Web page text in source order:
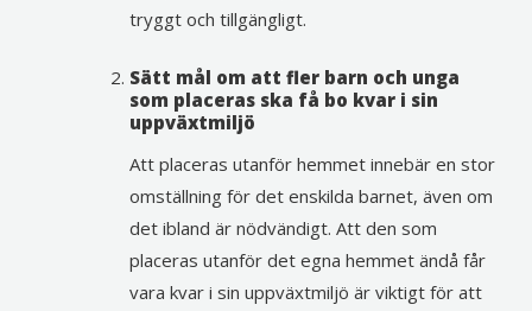
tryggt och tillgängligt.
Sätt mål om att fler barn och unga
som placeras ska få bo kvar i sin
uppväxtmiljö
Att placeras utanför hemmet innebär en stor
omställning för det enskilda barnet, även om
det ibland är nödvändigt. Att den som
placeras utanför det egna hemmet ändå får
vara kvar i sin uppväxtmiljö är viktigt för att